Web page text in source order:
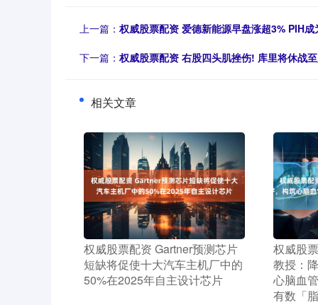
上一篇： 权威股票配资 爱德新能源早盘涨超3% PIH
下一篇： 权威股票配资 右股四头肌挫伤! 库里将休战
相关文章
​权威股票配资 Gartner预测芯片
短缺将促使十大汽车主机厂中的
50%在2025年自主设计芯片
权威股
教授：
心脑血
有数「